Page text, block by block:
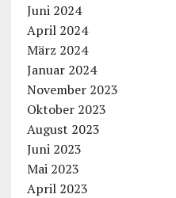
Juni 2024
April 2024
März 2024
Januar 2024
November 2023
Oktober 2023
August 2023
Juni 2023
Mai 2023
April 2023